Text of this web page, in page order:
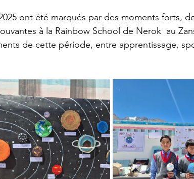
ont été marqués par des moments forts,
à la Rainbow School de Nerok  au
de cette période, entre apprentissage,